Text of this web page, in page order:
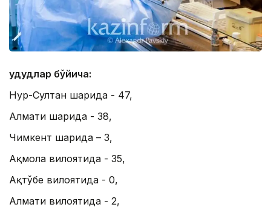
Ҳудудлар бўйича:
Нур-Султан шаҳрида - 47,
Алмати шаҳрида - 38,
Чимкент шаҳрида – 3,
Ақмола вилоятида - 35,
Ақтўбе вилоятида - 0,
Алмати вилоятида - 2,